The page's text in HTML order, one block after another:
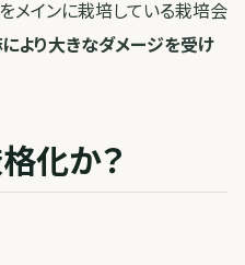
メインに栽培している栽培会
より大きなダメージを受け
化か？